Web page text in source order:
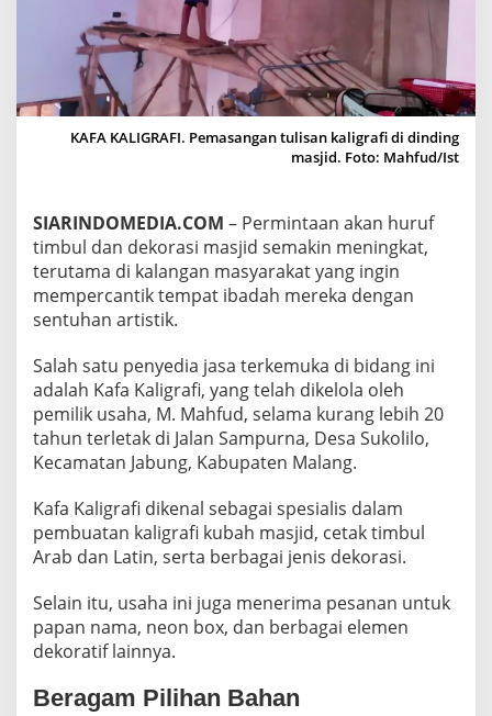
T
M
B
U
L
R
A
N
L
A
T
D
I
M
A
L
A
G
KAFA KALIGRAFI. Pemasangan tulisan kaligrafi di dinding
masjid. Foto: Mahfud/Ist
SIARINDOMEDIA.COM – Permintaan akan huruf
timbul dan dekorasi masjid semakin meningkat,
terutama di kalangan masyarakat yang ingin
mempercantik tempat ibadah mereka dengan
sentuhan artistik.
Salah satu penyedia jasa terkemuka di bidang ini
adalah Kafa Kaligrafi, yang telah dikelola oleh
pemilik usaha, M. Mahfud, selama kurang lebih 20
tahun terletak di Jalan Sampurna, Desa Sukolilo,
Kecamatan Jabung, Kabupaten Malang.
Kafa Kaligrafi dikenal sebagai spesialis dalam
pembuatan kaligrafi kubah masjid, cetak timbul
Arab dan Latin, serta berbagai jenis dekorasi.
Selain itu, usaha ini juga menerima pesanan untuk
papan nama, neon box, dan berbagai elemen
dekoratif lainnya.
Beragam Pilihan Bahan